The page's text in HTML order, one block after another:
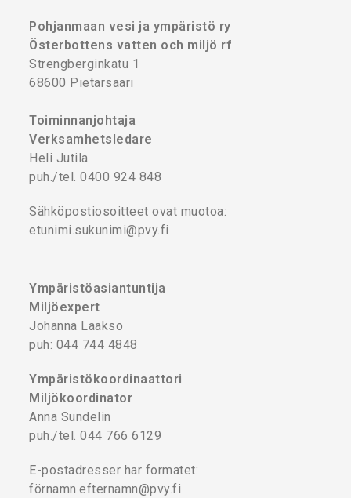
Pohjanmaan vesi ja ympäristö ry
Österbottens vatten och miljö rf
Strengberginkatu 1
68600 Pietarsaari
Toiminnanjohtaja
Verksamhetsledare
Heli Jutila
puh./tel. 0400 924 848
Sähköpostiosoitteet ovat muotoa:
etunimi.sukunimi@pvy.fi
Ympäristöasiantuntija
Miljöexpert
Johanna Laakso
puh: 044 744 4848
Ympäristökoordinaattori
Miljökoordinator
Anna Sundelin
puh./tel. 044 766 6129
E-postadresser har formatet:
förnamn.efternamn@pvy.fi